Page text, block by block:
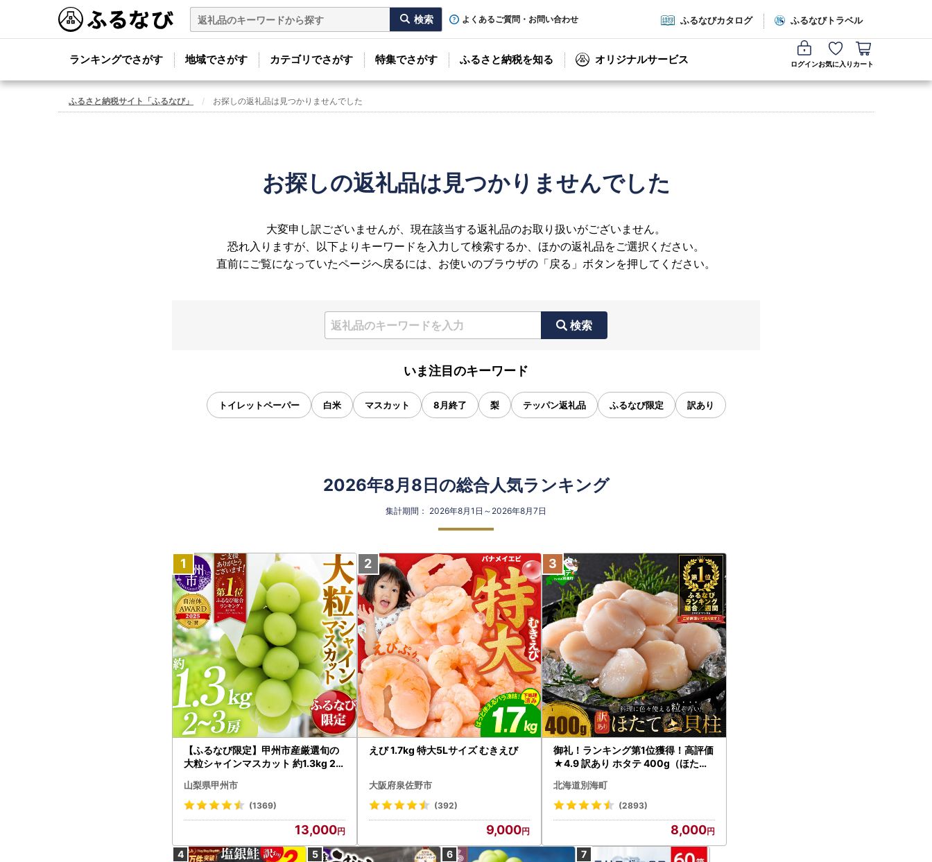
よくあるご質問・お問い合わせ ふるなびカタログ ふるなびトラベル
ランキングでさがす 地域でさがす カテゴリでさがす 特集でさがす ふるさと納税を知る オリジナルサービス ログインお気に入り カート
ふるさと納税サイト「ふるなび」 お探しの返礼品は見つかりませんでした
お探しの返礼品は見つかりませんでした
大変申し訳ございませんが、現在該当する返礼品のお取り扱いがございません。
恐れ入りますが、以下よりキーワードを入力して検索するか、ほかの返礼品をご選択ください。
直前にご覧になっていたページへ戻るには、お使いのブラウザの「戻る」ボタンを押してください。
検索
いま注目のキーワード
トイレットペーパー 白米 マスカット 8月終了 梨 テッパン返礼品 ふるなび限定 訳あり
2026年8月8日の総合人気ランキング
集計期間： 2026年8月1日～2026年8月7日
【ふるなび限定】甲州市産厳選旬の
大粒シャインマスカット 約1.3kg 2
472 FN-Limited-VO シャインマス
カット フルーツ
山梨県甲州市
(1369)
13,000
えび 1.7kg 特大5Lサイズ むきえび
大阪府泉佐野市
(392)
9,000
御礼！ランキング第1位獲得！高評価
★4.9 訳あり ホタテ 400g（ほたて
北海道別海町
(2893)
8,000